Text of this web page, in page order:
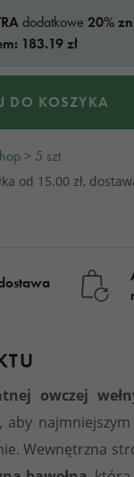
dodatkowe 20%
183.19 zł
DO KOSZYKA
> 5 szt
od 15.00 zł,
owczej
aby najmniejszym
Wewnętrzna